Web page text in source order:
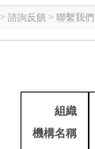
>諮詢反饋 >聯繫我們
組織
機構名稱